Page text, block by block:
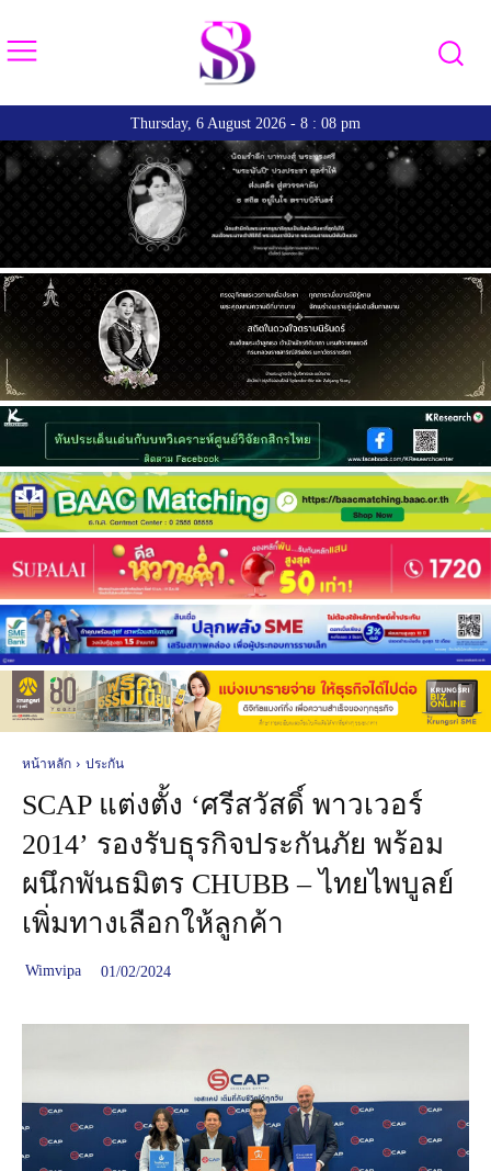
Thursday, 6 August 2026 - 8 : 08 pm
หน้าหลัก ประกัน
SCAP แต่งตั้ง ‘ศรีสวัสดิ์ พาวเวอร์
2014’ รองรับธุรกิจประกันภัย พร้อม
ผนึกพันธมิตร CHUBB – ไทยไพบูลย์
เพิ่มทางเลือกให้ลูกค้า
Wimvipa 01/02/2024